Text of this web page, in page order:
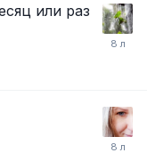
или раз